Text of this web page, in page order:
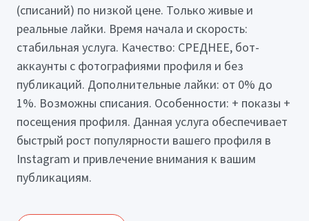
(списаний) по низкой цене. Только живые и
реальные лайки. Время начала и скорость:
стабильная услуга. Качество: СРЕДНЕЕ, бот-
аккаунты с фотографиями профиля и без
публикаций. Дополнительные лайки: от 0% до
1%. Возможны списания. Особенности: + показы +
посещения профиля. Данная услуга обеспечивает
быстрый рост популярности вашего профиля в
Instagram и привлечение внимания к вашим
публикациям.